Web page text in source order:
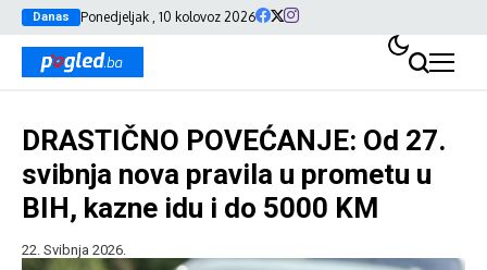
Danas Ponedjeljak , 10 kolovoz 2026
DRASTIČNO POVEĆANJE: Od 27.
svibnja nova pravila u prometu u
BIH, kazne idu i do 5000 KM
22. Svibnja 2026.